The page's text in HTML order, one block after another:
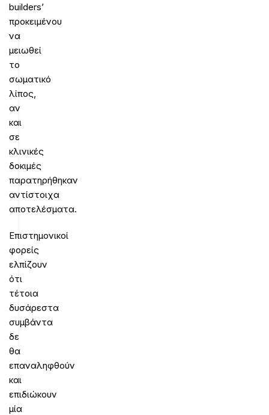
builders’
προκειμένου
να
μειωθεί
το
σωματικό
λίπος,
αν
και
σε
κλινικές
δοκιμές
παρατηρήθηκαν
αντίστοιχα
αποτελέσματα.
Επιστημονικοί
φορείς
ελπίζουν
ότι
τέτοια
δυσάρεστα
συμβάντα
δε
θα
επαναληφθούν
και
επιδιώκουν
μία